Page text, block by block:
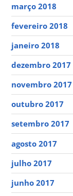
março 2018
fevereiro 2018
janeiro 2018
dezembro 2017
novembro 2017
outubro 2017
setembro 2017
agosto 2017
julho 2017
junho 2017